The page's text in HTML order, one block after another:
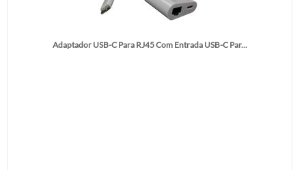
Adaptador USB-C Para RJ45 Com Entrada USB-C Par...